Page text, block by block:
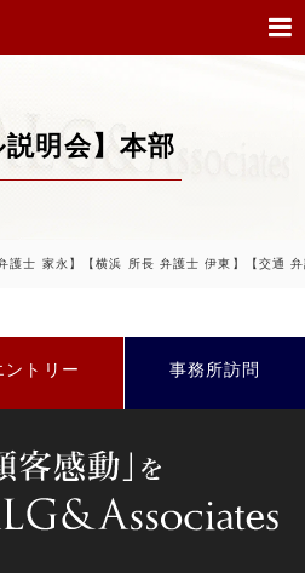
説明会】本部
護士 家永】【横浜 所長 弁護士 伊東】【交通